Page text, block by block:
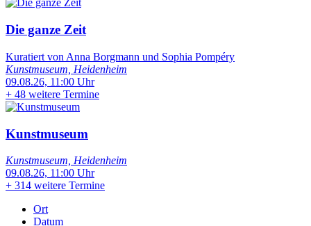
Die ganze Zeit
Kuratiert von Anna Borgmann und Sophia Pompéry
Kunstmuseum, Heidenheim
09.08.26, 11:00 Uhr
+ 48 weitere Termine
Kunstmuseum
Kunstmuseum, Heidenheim
09.08.26, 11:00 Uhr
+ 314 weitere Termine
Ort
Datum